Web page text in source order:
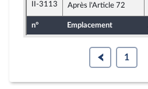
II-3113 Après l'Article 72
n° Emplacement
1